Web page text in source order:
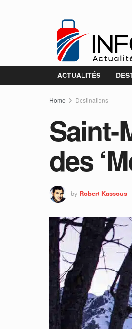
ACTUALITÉS
Home Destinations
Saint-
des
by Robert Kassous